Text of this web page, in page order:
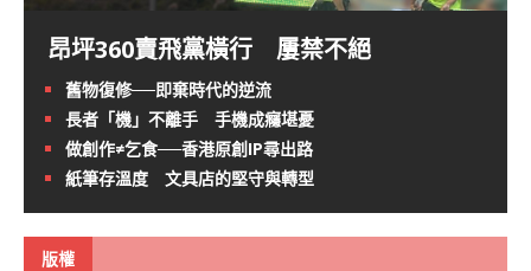
昂坪360賣飛黨橫行 屢禁不絕
舊物復修──即棄時代的逆流
長者「機」不離手 手機成癮堪憂
做創作≠乞食──香港原創IP尋出路
紙筆存溫度 文具店的堅守與轉型
版權